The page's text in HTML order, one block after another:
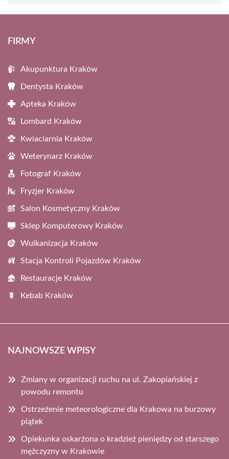
FIRMY
Akupunktura Kraków
Dentysta Kraków
Apteka Kraków
Lombard Kraków
Kwiaciarnia Kraków
Weterynarz Kraków
Fotograf Kraków
Fryzjer Kraków
Salon Kosmetyczny Kraków
Sklep Komputerowy Kraków
Wulkanizacja Kraków
Stacja Kontroli Pojazdów Kraków
Restauracje Kraków
Kebab Kraków
NAJNOWSZE WPISY
Zmiany w organizacji ruchu na ul. Zakopiańskiej z
powodu remontu
Ostrzeżenie meteorologiczne dla Krakowa na burzowy
piątek
Opiekunka oskarżona o kradzież pieniędzy od starszego
mężczyzny w Krakowie